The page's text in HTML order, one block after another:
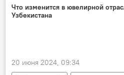
государственный визит
Что изменится в ювелирной
Узбекистана
20 июня 2024, 09:34